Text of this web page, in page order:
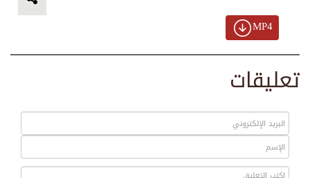
MP4
تعليقات